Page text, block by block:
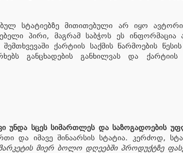
სტატიებზე მითითებული არ იყო
პირი, მაგრამ საბჭოს ეს
ქარტიის საქმის წარმოების
განცხადების განხილვას და ქარტიის
უნდა სცეს სიმართლეს და საზოგადოების
და იმავე შინაარსის სტატია. კერძოდ,
მიერ ბოლო დღეებში პროდუქტზე